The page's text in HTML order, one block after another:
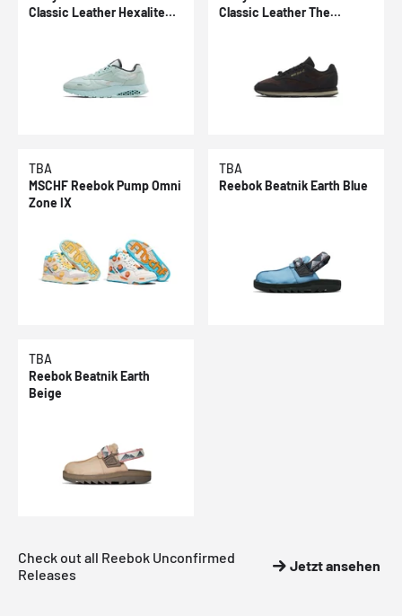
Classic Leather Hexalite
Classic Leather The
TBA
MSCHF Reebok Pump Omni
Zone IX
TBA
Reebok Beatnik Earth Blue
TBA
Reebok Beatnik Earth
Beige
Check out all Reebok Unconfirmed
Releases
Jetzt ansehen